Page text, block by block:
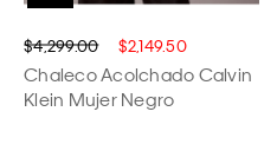
$4,299.00 $2,149.50
Chaleco Acolchado Calvin
Klein Mujer Negro